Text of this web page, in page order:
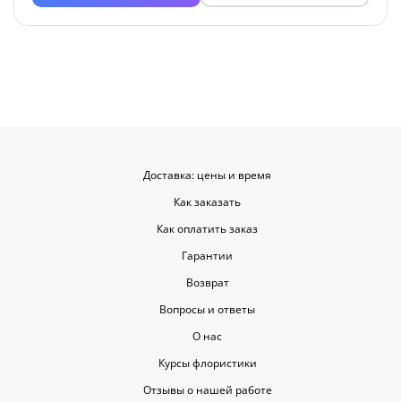
Доставка: цены и время
Как заказать
Как оплатить заказ
Гарантии
Возврат
Вопросы и ответы
О нас
Курсы флористики
Отзывы о нашей работе